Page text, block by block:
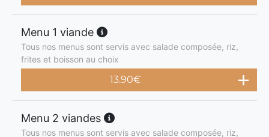
Menu 1 viande
Tous nos menus sont servis avec salade composée, riz,
frites et boisson au choix
13.90€
Menu 2 viandes
Tous nos menus sont servis avec salade composée, riz,